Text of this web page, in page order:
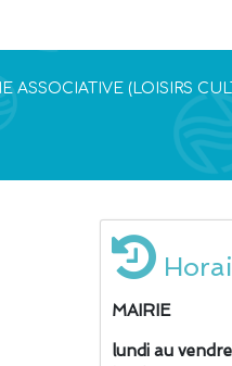
ASSOCIATIVE (LOISIRS
MAIRIE
lundi au